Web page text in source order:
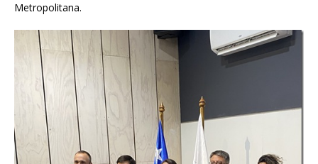
Metropolitana.